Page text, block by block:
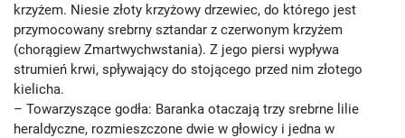
krzyżem. Niesie złoty krzyżowy drzewiec, do którego jest
przymocowany srebrny sztandar z czerwonym krzyżem
(chorągiew Zmartwychwstania). Z jego piersi wypływa
strumień krwi, spływający do stojącego przed nim złotego
kielicha.
– Towarzyszące godła: Baranka otaczają trzy srebrne lilie
heraldyczne, rozmieszczone dwie w głowicy i jedna w